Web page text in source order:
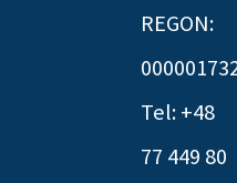
REGON:
Tel: +48
77 449 80